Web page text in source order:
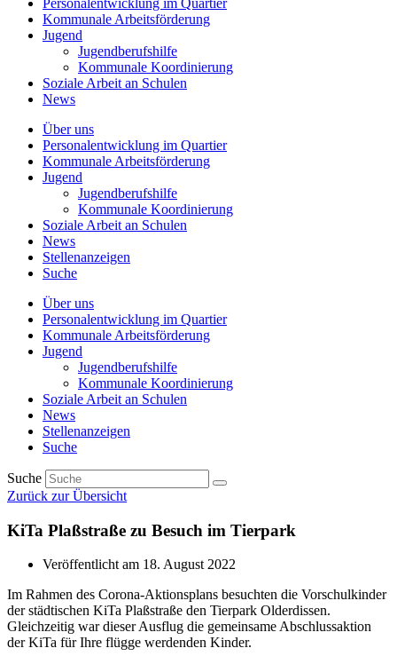
Personalentwicklung im Quartier
Kommunale Arbeitsförderung
Jugend
Jugendberufshilfe
Kommunale Koordinierung
Soziale Arbeit an Schulen
News
Über uns
Personalentwicklung im Quartier
Kommunale Arbeitsförderung
Jugend
Jugendberufshilfe
Kommunale Koordinierung
Soziale Arbeit an Schulen
News
Stellenanzeigen
Suche
Über uns
Personalentwicklung im Quartier
Kommunale Arbeitsförderung
Jugend
Jugendberufshilfe
Kommunale Koordinierung
Soziale Arbeit an Schulen
News
Stellenanzeigen
Suche
Suche
Zurück zur Übersicht
KiTa Plaßstraße zu Besuch im Tierpark
Veröffentlicht am 18. August 2022
Im Rahmen des Corona-Aktionsplans besuchten die Vorschulkinder
der städtischen KiTa Plaßstraße den Tierpark Olderdissen.
Gleichzeitig war dieser Ausflug die gemeinsame Abschlussaktion
der KiTa für Ihre flügge werdenden Kinder.